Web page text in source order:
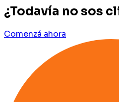
¿Todavía no sos
Comenzá ahora